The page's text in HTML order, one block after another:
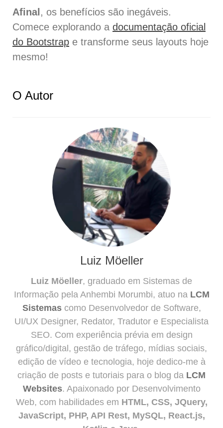
Afinal , os benefícios são inegáveis.
Comece explorando a documentação oficial
do Bootstrap e transforme seus layouts hoje
mesmo!
O Autor
Luiz Möeller
Luiz Möeller, graduado em Sistemas de
Informação pela Anhembi Morumbi, atuo na LCM
Sistemascomo Desenvolvedor de Software,
UI/UX Designer, Redator, Tradutor e Especialista
SEO. Com experiência prévia em design
gráfico/digital, gestão de tráfego, mídias sociais,
edição de vídeo e tecnologia, hoje dedico-me à
criação de posts e tutoriais para o blog da LCM
Websites. Apaixonado por Desenvolvimento
Web, com habilidades em HTML, CSS, JQuery,
JavaScript, PHP, API Rest, MySQL, React.js,